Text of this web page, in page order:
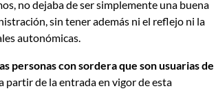
no dejaba de ser simplemente una buena
sin tener además ni el reflejo ni la
autonómicas.
personas con sordera que son usuarias de
partir de la entrada en vigor de esta